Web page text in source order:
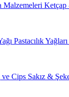
Malzemeleri Ketçap
Pastacılık Yağları
Cips Sakız &